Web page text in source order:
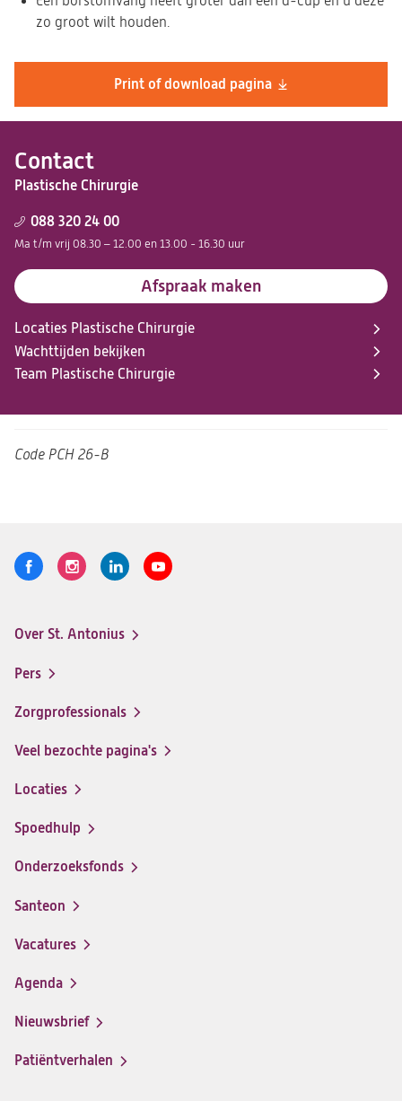
Contact
Plastische Chirurgie
088 320 24 00
Ma t/m vrij 08.30 – 12.00 en 13.00 - 16.30 uur
Afspraak maken
Locaties Plastische Chirurgie
Wachttijden bekijken
Team Plastische Chirurgie
Print of download pagina
zo groot wilt houden.
Code PCH 26-B
Volg
Logo
een
ziekenhuis
op
Logo
een
op
Logo
een
op
Logo
menu
Over St. Antonius
Pers
Zorgprofessionals
Veel bezochte pagina's
Locaties
Spoedhulp
Onderzoeksfonds
Santeon
(opent
in
nieuwe
Vacatures
(opent
in
nieuwe
Agenda
Nieuwsbrief
Patiëntverhalen